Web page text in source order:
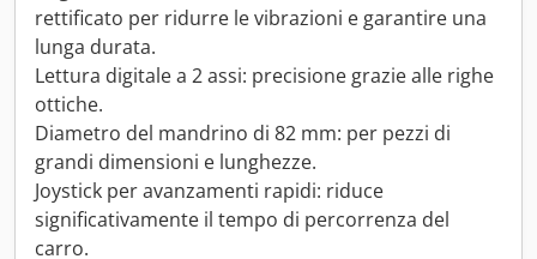
rettificato per ridurre le vibrazioni e garantire una
lunga durata.
Lettura digitale a 2 assi: precisione grazie alle righe
ottiche.
Diametro del mandrino di 82 mm: per pezzi di
grandi dimensioni e lunghezze.
Joystick per avanzamenti rapidi: riduce
significativamente il tempo di percorrenza del
carro.